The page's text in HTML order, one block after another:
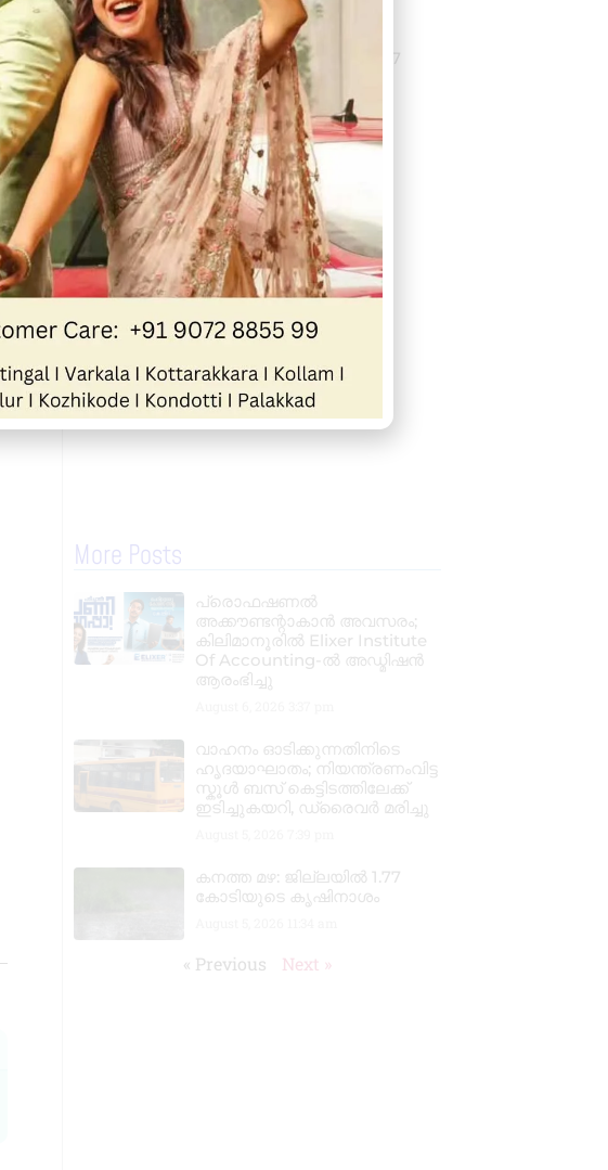
August 5, 2026 7:39 pm
കനത്ത മഴ: ജില്ലയിൽ 1.77
കോടിയുടെ കൃഷിനാശം
August 5, 2026 11:34 am
« Previous Next »
More Posts
പ്രൊഫഷണൽ
അക്കൗണ്ടന്റാകാൻ അവസരം;
കിലിമാനൂരിൽ Elixer Institute
Of Accounting-ൽ അഡ്മിഷൻ
ആരംഭിച്ചു
വാഹനം ഓടിക്കുന്നതിനിടെ
ഹൃദയാഘാതം; നിയന്ത്രണംവിട്ട
സ്കൂൾ ബസ് കെട്ടിടത്തിലേക്ക്
ഇടിച്ചുകയറി, ഡ്രൈവർ മരിച്ചു
കനത്ത മഴ: ജില്ലയിൽ 1.77
കോടിയുടെ കൃഷിനാശം
« Previous Next »